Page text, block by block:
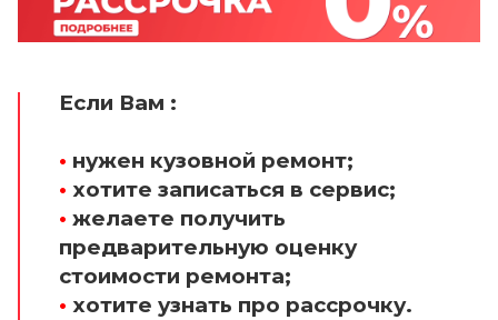
Если Вам :
• нужен кузовной ремонт;
• хотите записаться в сервис;
• желаете получить
предварительную оценку
стоимости ремонта;
• хотите узнать про рассрочку.